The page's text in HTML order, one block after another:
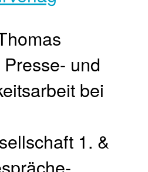
und
bei
1. &